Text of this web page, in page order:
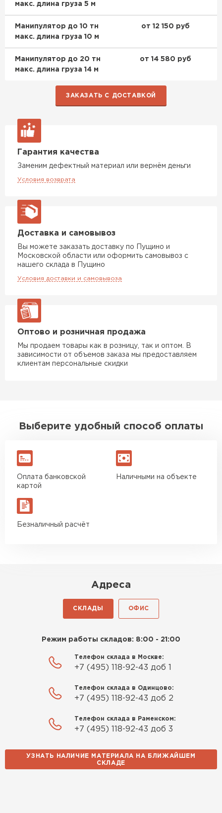
макс. длина груза 5 м
Манипулятор до 10 тн
макс. длина груза 10 м
от 12 150 руб
Манипулятор до 20 тн
макс. длина груза 14 м
от 14 580 руб
ЗАКАЗАТЬ С ДОСТАВКОЙ
Гарантия качества
Заменим дефектный материал или вернём деньги
Условия возврата
Доставка и самовывоз
Вы можете заказать доставку по Пущино и
Московской области или оформить самовывоз с
нашего склада в Пущино
Условия доставки и самовывоза
Оптово и розничная продажа
Мы продаем товары как в розницу, так и оптом. В
зависимости от объемов заказа мы предоставляем
клиентам персональные скидки
Выберите удобный способ оплаты
Оплата банковской
картой
Наличными на объекте
Безналичный расчёт
Адреса
СКЛАДЫ ОФИС
Режим работы складов: 8:00 - 21:00
Телефон склада в Москве:
+7 (495) 118-92-43 доб 1
Телефон склада в Одинцово:
+7 (495) 118-92-43 доб 2
Телефон склада в Раменском:
+7 (495) 118-92-43 доб 3
УЗНАТЬ НАЛИЧИЕ МАТЕРИАЛА НА БЛИЖАЙШЕМ
СКЛАДЕ